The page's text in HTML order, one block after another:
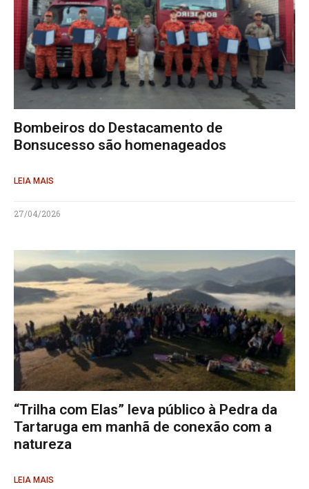
Bombeiros do Destacamento de
Bonsucesso são homenageados
LEIA MAIS
27/04/2026
“Trilha com Elas” leva público à Pedra da
Tartaruga em manhã de conexão com a
natureza
LEIA MAIS